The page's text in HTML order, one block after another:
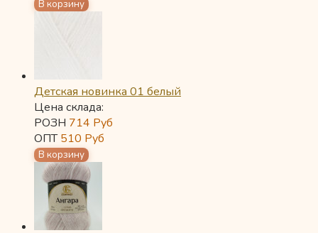
Детская новинка 01 белый
Цена склада:
РОЗН 714 Руб
ОПТ510 Руб